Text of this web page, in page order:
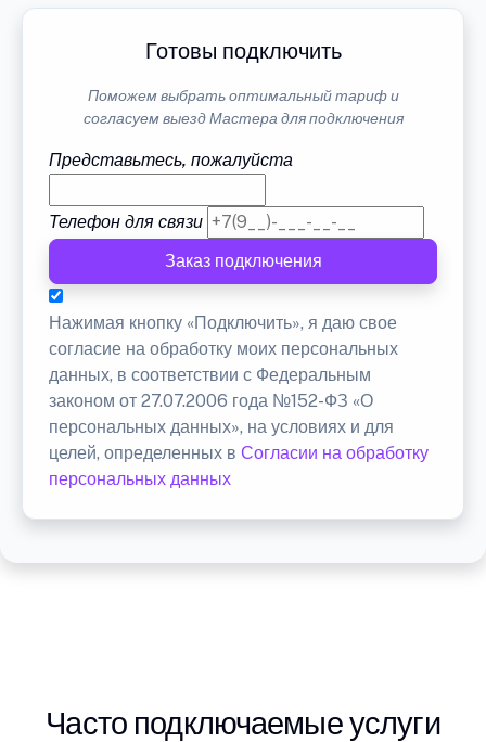
Готовы подключить
Поможем выбрать оптимальный тариф и
согласуем выезд Мастера для подключения
Представьтесь, пожалуйста
Телефон для связи
Заказ подключения
Нажимая кнопку «Подключить», я даю свое
согласие на обработку моих персональных
данных, в соответствии с Федеральным
законом от 27.07.2006 года №152-ФЗ «О
персональных данных», на условиях и для
целей, определенных в Согласии на обработку
персональных данных
Часто подключаемые услуги